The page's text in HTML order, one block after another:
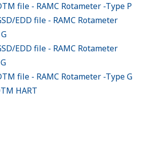
file - RAMC Rotameter -Type P
EDD file - RAMC Rotameter
EDD file - RAMC Rotameter
file - RAMC Rotameter -Type G
HART